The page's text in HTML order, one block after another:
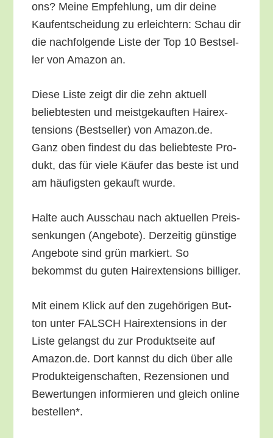
ons? Mei­ne Emp­feh­lung, um dir dei­ne
Kauf­ent­schei­dung zu erleich­tern: Schau dir
die nach­fol­gen­de Lis­te der Top 10 Best­sel­
ler von Ama­zon an.
Die­se Lis­te zeigt dir die zehn aktu­ell
belieb­tes­ten und meist­ge­kauf­ten Hair­ex­
ten­si­ons (Best­sel­ler) von Amazon.de.
Ganz oben fin­dest du das belieb­tes­te Pro­
dukt, das für vie­le Käu­fer das bes­te ist und
am häu­figs­ten gekauft wurde.
Hal­te auch Aus­schau nach aktu­el­len Preis­
sen­kun­gen (Ange­bo­te). Der­zei­tig güns­ti­ge
Ange­bo­te sind grün mar­kiert. So
bekommst du guten Hair­ex­ten­si­ons billiger.
Mit einem Klick auf den zuge­hö­ri­gen But­
ton unter FALSCH Hair­ex­ten­si­ons in der
Lis­te gelangst du zur Pro­dukt­sei­te auf
Amazon.de. Dort kannst du dich über alle
Pro­duk­tei­gen­schaf­ten, Rezen­sio­nen und
Bewer­tun­gen infor­mie­ren und gleich online
bestellen*.